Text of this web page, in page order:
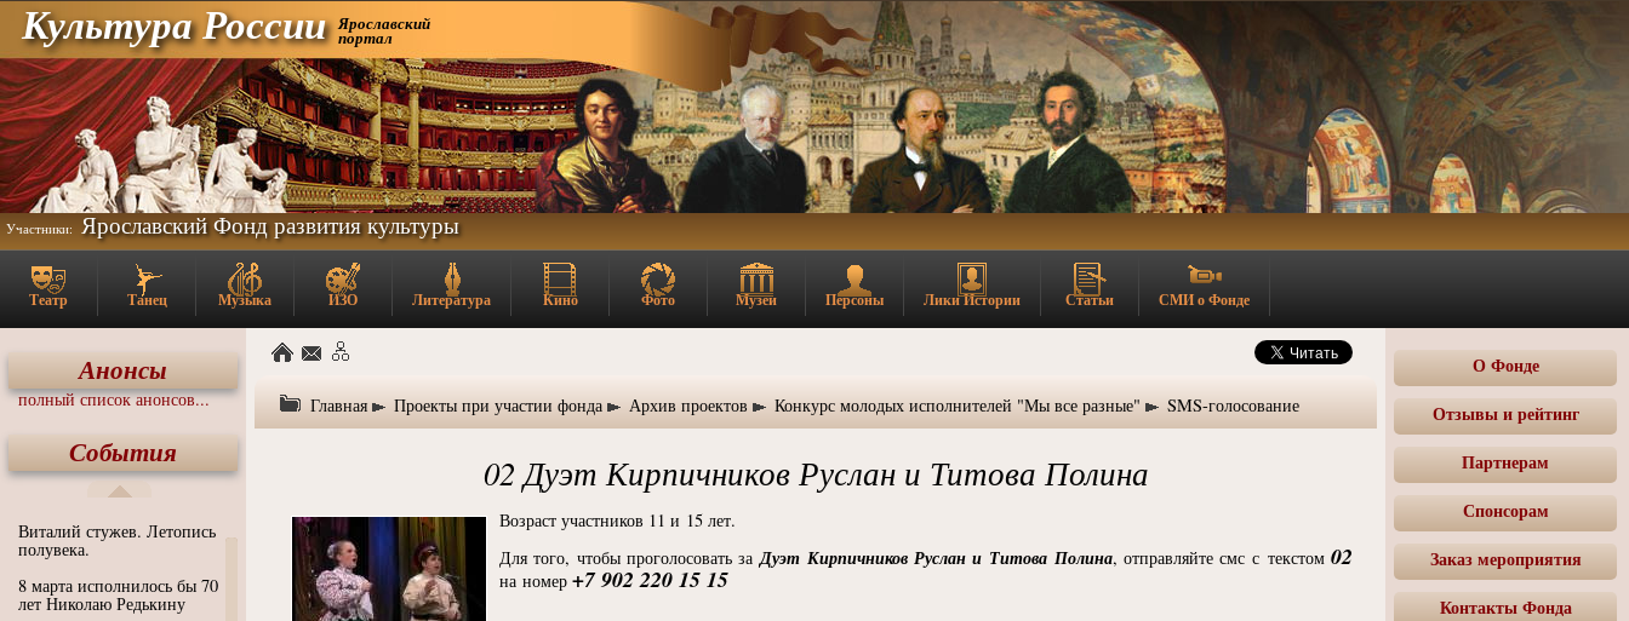
Культура России Ярославский
портал
Участники: Ярославский Фонд развития культуры
Театр Танец Музыка ИЗО Литература Кино Фото Музеи Персоны Лики Истории Статьи СМИ о Фонде
Анонсы
полный список анонсов...
События
Виталий стужев. Летопись
полувека.
8 марта исполнилось бы 70
лет Николаю Редькину
Главная Проекты при участии фонда Архив проектов Конкурс молодых исполнителей "Мы все разные" SMS-голосование
02 Дуэт Кирпичников Руслан и Титова Полина
Возраст участников 11 и 15 лет.
Для того, чтобы проголосовать заДуэт Кирпичников Руслан и Титова Полина, отправляйте смс с текстом02
на номер +7 902 220 15 15
О Фонде
Отзывы и рейтинг
Партнерам
Спонсорам
Заказ мероприятия
Контакты Фонда